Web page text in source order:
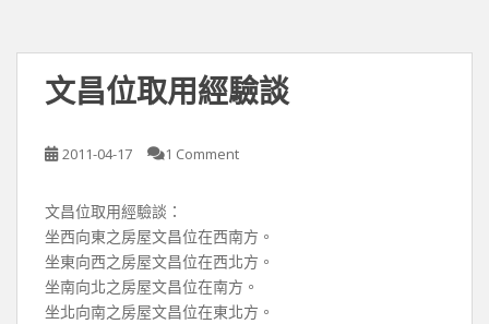
文昌位取用經驗談
2011-04-17 1 Comment
文昌位取用經驗談：
坐西向東之房屋文昌位在西南方。
坐東向西之房屋文昌位在西北方。
坐南向北之房屋文昌位在南方。
坐北向南之房屋文昌位在東北方。